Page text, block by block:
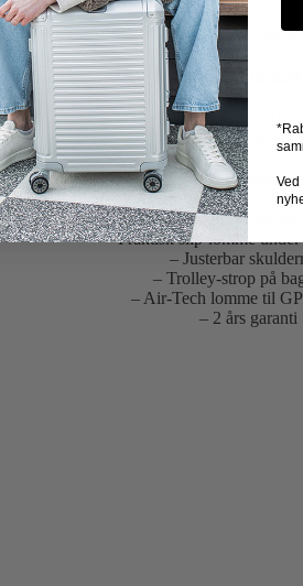
holdbare materialer og et
– Kapacitet: 18
– Mål: 38 x 36 x
– Vægt: 0,7 kg
– Materiale:
– Polstret laptoprum til
– Vandafvisende PU-belagt
– Praktisk slip-lomme
– Justerbar
– Trolley-strop på
– Air-Tech lomme til
– 2 års garanti